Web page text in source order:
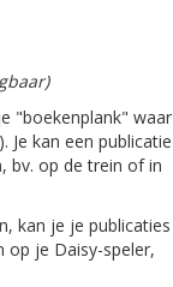
"boekenplank" waar
Je kan een publicatie
bv. op de trein of in
kan je je publicaties
op je Daisy-speler,